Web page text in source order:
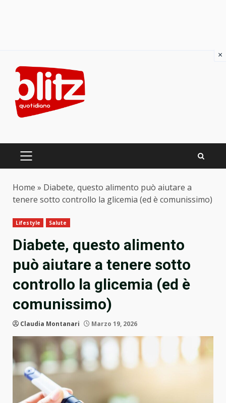
content
PRIMARY
Home » Diabete, questo alimento può aiutare a
tenere sotto controllo la glicemia (ed è comunissimo)
Lifestyle Salute
Diabete, questo alimento
può aiutare a tenere sotto
controllo la glicemia (ed è
comunissimo)
Claudia Montanari Marzo 19, 2026
×